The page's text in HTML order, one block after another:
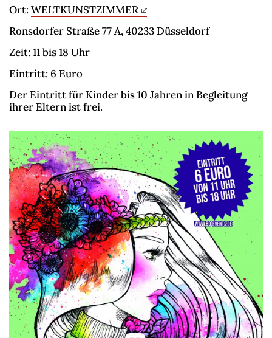
Ort:WELTKUNSTZIMMER
Ronsdorfer Straße 77 A, 40233 Düsseldorf
Zeit: 11 bis 18 Uhr
Eintritt: 6 Euro
Der Eintritt für Kinder bis 10 Jahren in Begleitung
ihrer Eltern ist frei.